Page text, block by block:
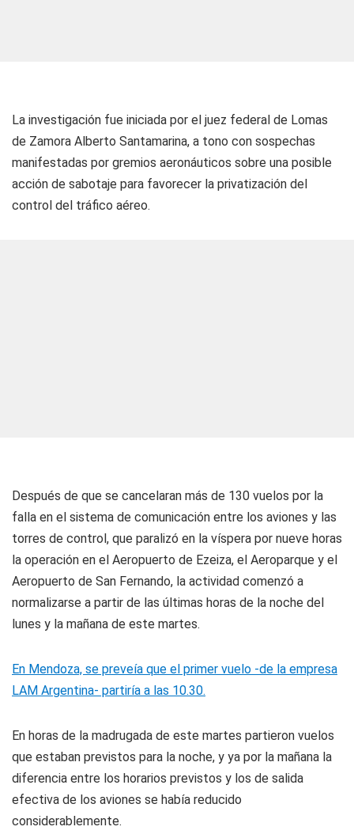
La investigación fue iniciada por el juez federal de Lomas
de Zamora Alberto Santamarina, a tono con sospechas
manifestadas por gremios aeronáuticos sobre una posible
acción de sabotaje para favorecer la privatización del
control del tráfico aéreo.
Después de que se cancelaran más de 130 vuelos por la
falla en el sistema de comunicación entre los aviones y las
torres de control, que paralizó en la víspera por nueve horas
la operación en el Aeropuerto de Ezeiza, el Aeroparque y el
Aeropuerto de San Fernando, la actividad comenzó a
normalizarse a partir de las últimas horas de la noche del
lunes y la mañana de este martes.
En Mendoza, se preveía que el primer vuelo -de la empresa
LAM Argentina- partiría a las 10.30.
En horas de la madrugada de este martes partieron vuelos
que estaban previstos para la noche, y ya por la mañana la
diferencia entre los horarios previstos y los de salida
efectiva de los aviones se había reducido
considerablemente.